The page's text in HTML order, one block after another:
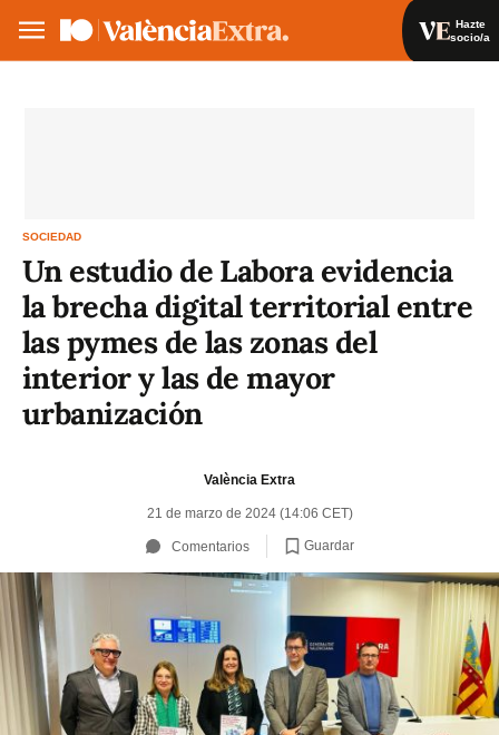
Hazte
socio/a
SOCIEDAD
Un estudio de Labora evidencia
la brecha digital territorial entre
las pymes de las zonas del
interior y las de mayor
urbanización
València Extra
21 de marzo de 2024 (14:06 CET)
Comentarios Guardar